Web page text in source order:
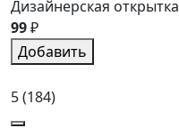
Дизайнерская открытка
99₽
Добавить
5(184)